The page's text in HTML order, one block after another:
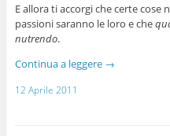
E allora ti accorgi che certe cose
passioni saranno le loro e che
nutrendo.
Continua a leggere →
12 Aprile 2011